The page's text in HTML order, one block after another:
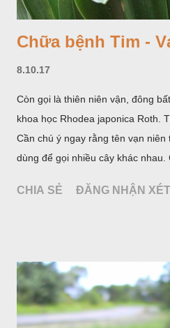
Chữa bệnh Tim -
8.10.17
Còn gọi là thiên niên vận, đông
khoa học Rhodea japonica Roth.
Cần chú ý ngay rằng tên vạn
dùng để gọi nhiều cây khác nhau.
Araceae. Còn cây vạn niên thanh
CHIA SẺ ĐĂNG NHẬN XÉT